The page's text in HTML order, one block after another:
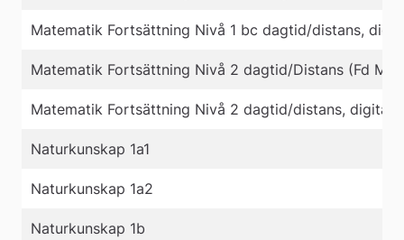
Matematik Fortsättning Nivå 1 bc dagtid/distans,
Matematik Fortsättning Nivå 2 dagtid/Distans (Fd
Matematik Fortsättning Nivå 2 dagtid/distans, digitalt
Naturkunskap 1a1
Naturkunskap 1a2
Naturkunskap 1b